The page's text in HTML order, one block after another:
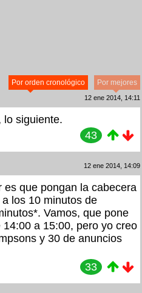
Por mejores
Por orden cronológico
12 ene 2014, 14:11
lo siguiente.
43
12 ene 2014, 14:09
es que pongan la cabecera
los 10 minutos de
Vamos, que pone
a 15:00, pero yo creo
y 30 de anuncios
33